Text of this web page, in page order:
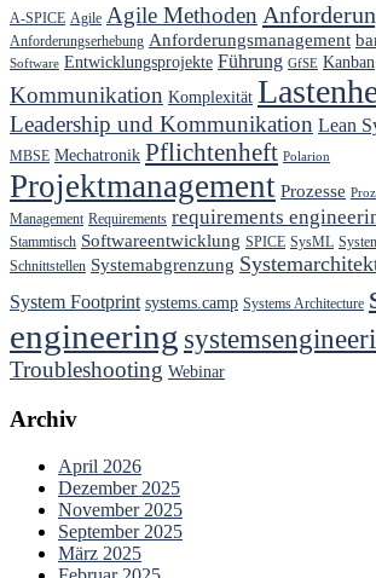
A-SPICE Agile Agile Methoden
Anforderungserhebung Anforderungsmanagement
Software Entwicklungsprojekte Führung GfSE Kanban
Kommunikation Komplexität
Leadership und Kommunikation Lean
MBSE Mechatronik Pflichtenheft Polarion
Projektmanagement Prozesse
Management Requirements requirements
Stammtisch Softwareentwicklung SPICE SysML
Schnittstellen Systemabgrenzung
System Footprint systems.camp Systems Architecture
engineering
Troubleshooting Webinar
Archiv
April 2026
Dezember 2025
November 2025
September 2025
März 2025